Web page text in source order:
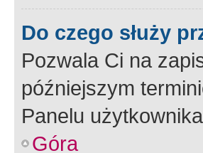
Do czego służy
Pozwala Ci na
późniejszym
Panelu
Góra